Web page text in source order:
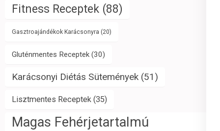
Fitness Receptek (88)
Gasztroajándékok Karácsonyra (20)
Gluténmentes Receptek (30)
Karácsonyi Diétás Sütemények (51)
Lisztmentes Receptek (35)
Magas Fehérjetartalmú